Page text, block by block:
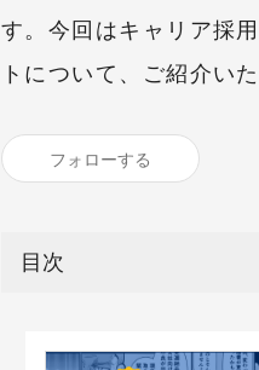
す。今回はキャリア採
トについて、ご紹介い
フォローする
目次